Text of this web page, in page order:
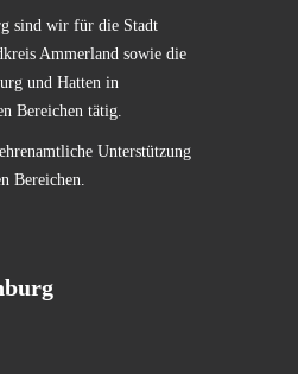
sind wir für die Stadt
Ammerland sowie die
und Hatten in
Bereichen tätig.
Unterstützung
Bereichen.